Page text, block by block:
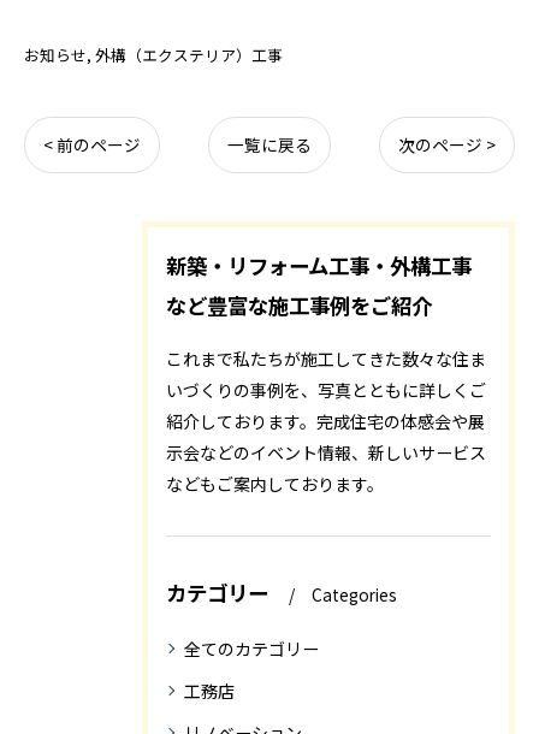
お知らせ 外構（エクステリア）工事
< 前のページ 一覧に戻る 次のページ >
新築・リフォーム工事・外構工事
など豊富な施工事例をご紹介
これまで私たちが施工してきた数々な住ま
いづくりの事例を、写真とともに詳しくご
紹介しております。完成住宅の体感会や展
示会などのイベント情報、新しいサービス
などもご案内しております。
カテゴリー Categories
全てのカテゴリー
工務店